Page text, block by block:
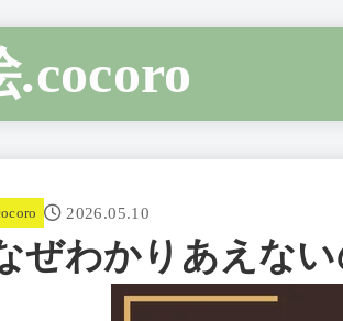
.cocoro
2026.05.10
ぜわかりあえな